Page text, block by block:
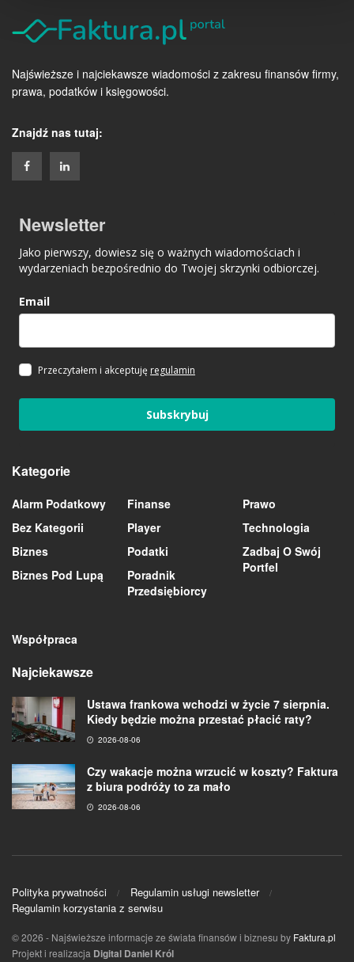
Najświeższe i najciekawsze wiadomości z zakresu finansów firmy,
prawa, podatków i księgowości.
Znajdź nas tutaj:
Newsletter
Jako pierwszy, dowiesz się o ważnych wiadomościach i
wydarzeniach bezpośrednio do Twojej skrzynki odbiorczej.
Email
Przeczytałem i akceptuję regulamin
Subskrybuj
Kategorie
Alarm Podatkowy
Bez Kategorii
Biznes
Biznes Pod Lupą
Finanse
Player
Podatki
Poradnik
Przedsiębiorcy
Prawo
Technologia
Zadbaj O Swój
Portfel
Współpraca
Najciekawsze
Ustawa frankowa wchodzi w życie 7 sierpnia.
Kiedy będzie można przestać płacić raty?
2026-08-06
Czy wakacje można wrzucić w koszty? Faktura
z biura podróży to za mało
2026-08-06
Polityka prywatności
Regulamin usługi newsletter
Regulamin korzystania z serwisu
© 2026 - Najświeższe informacje ze świata finansów i biznesu by Faktura.pl
Projekt i realizacja Digital Daniel Król